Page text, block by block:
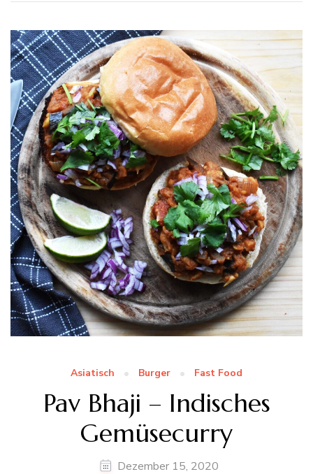
Asiatisch Burger Fast Food
Pav Bhaji – Indisches
Gemüsecurry
Dezember 15, 2020